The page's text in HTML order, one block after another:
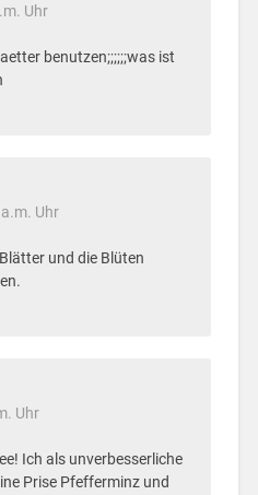
Uhr
benutzen;;;;;;was ist
Uhr
und die Blüten
Uhr
Ich als unverbesserliche
Prise Pfefferminz und